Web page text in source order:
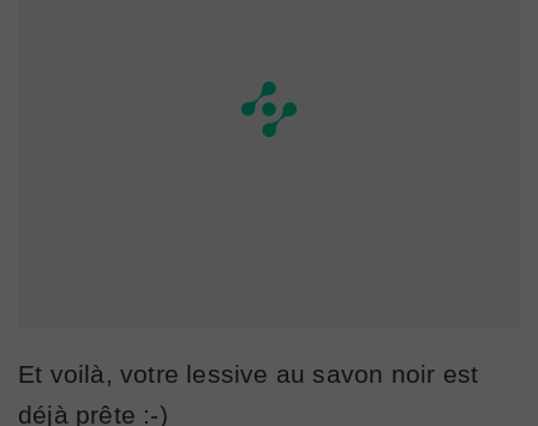
Et voilà, votre lessive au savon noir est
déjà prête :-)